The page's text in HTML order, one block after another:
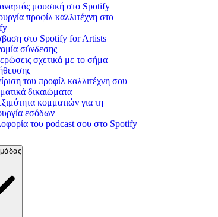
μουσική στο Spotify
προφίλ καλλιτέχνη στο
στο Spotify for Artists
σύνδεσης
σχετικά με το σήμα
του προφίλ καλλιτέχνη σου
δικαιώματα
κομματιών για τη
εσόδων
του podcast σου στο Spotify